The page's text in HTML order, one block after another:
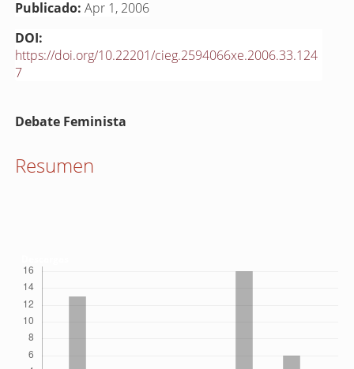
Publicado: Apr 1, 2006
DOI:
https://doi.org/10.22201/cieg.2594066xe.2006.33.124
7
Contenido
del
Debate Feminista
Resumen